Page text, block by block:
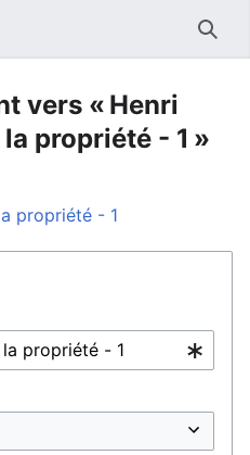
vers « Henri
propriété - 1 »
propriété - 1